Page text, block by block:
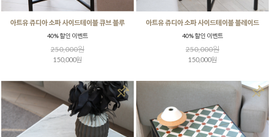
아트유 쥬디아 소파 사이드테이블 큐브 블루
40% 할인 이벤트
250,000원
150,000원
아트유 쥬디아 소파 사이드테이블 블레이드
40% 할인 이벤트
250,000원
150,000원